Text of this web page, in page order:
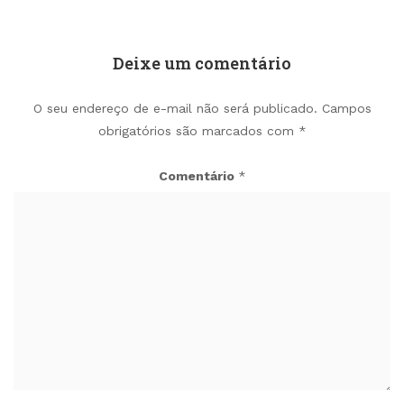
Deixe um comentário
O seu endereço de e-mail não será publicado. Campos
obrigatórios são marcados com *
Comentário *